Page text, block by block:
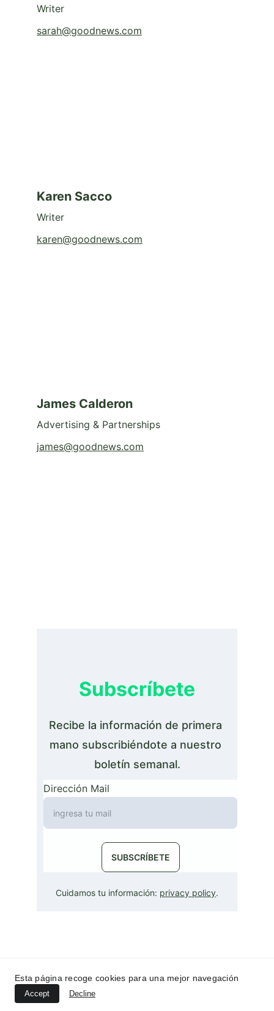
Writer
sarah@goodnews.com
Karen Sacco
Writer
karen@goodnews.com
James Calderon
Advertising & Partnerships
james@goodnews.com
LaNotaGlobal© 2023
Subscríbete
Recibe la información de primera
mano subscribiéndote a nuestro
boletín semanal.
Dirección Mail
SUBSCRÍBETE
Cuidamos tu información: privacy policy.
Esta página recoge cookies para una mejor navegación
Accept Decline